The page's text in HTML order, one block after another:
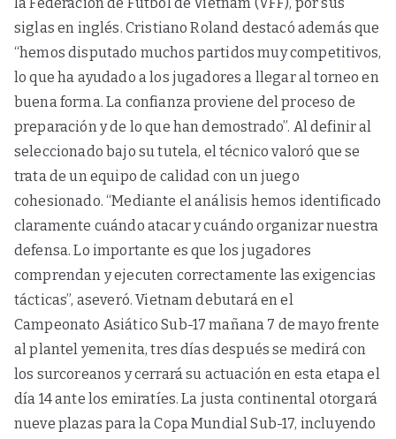
siglas en inglés. Cristiano Roland destacó además que
“hemos disputado muchos partidos muy competitivos,
lo que ha ayudado a los jugadores a llegar al torneo en
buena forma. La confianza proviene del proceso de
preparación y de lo que han demostrado”. Al definir al
seleccionado bajo su tutela, el técnico valoró que se
trata de un equipo de calidad con un juego
cohesionado. “Mediante el análisis hemos identificado
claramente cuándo atacar y cuándo organizar nuestra
defensa. Lo importante es que los jugadores
comprendan y ejecuten correctamente las exigencias
tácticas”, aseveró. Vietnam debutará en el
Campeonato Asiático Sub-17 mañana 7 de mayo frente
al plantel yemenita, tres días después se medirá con
los surcoreanos y cerrará su actuación en esta etapa el
día 14 ante los emiratíes. La justa continental otorgará
nueve plazas para la Copa Mundial Sub-17, incluyendo